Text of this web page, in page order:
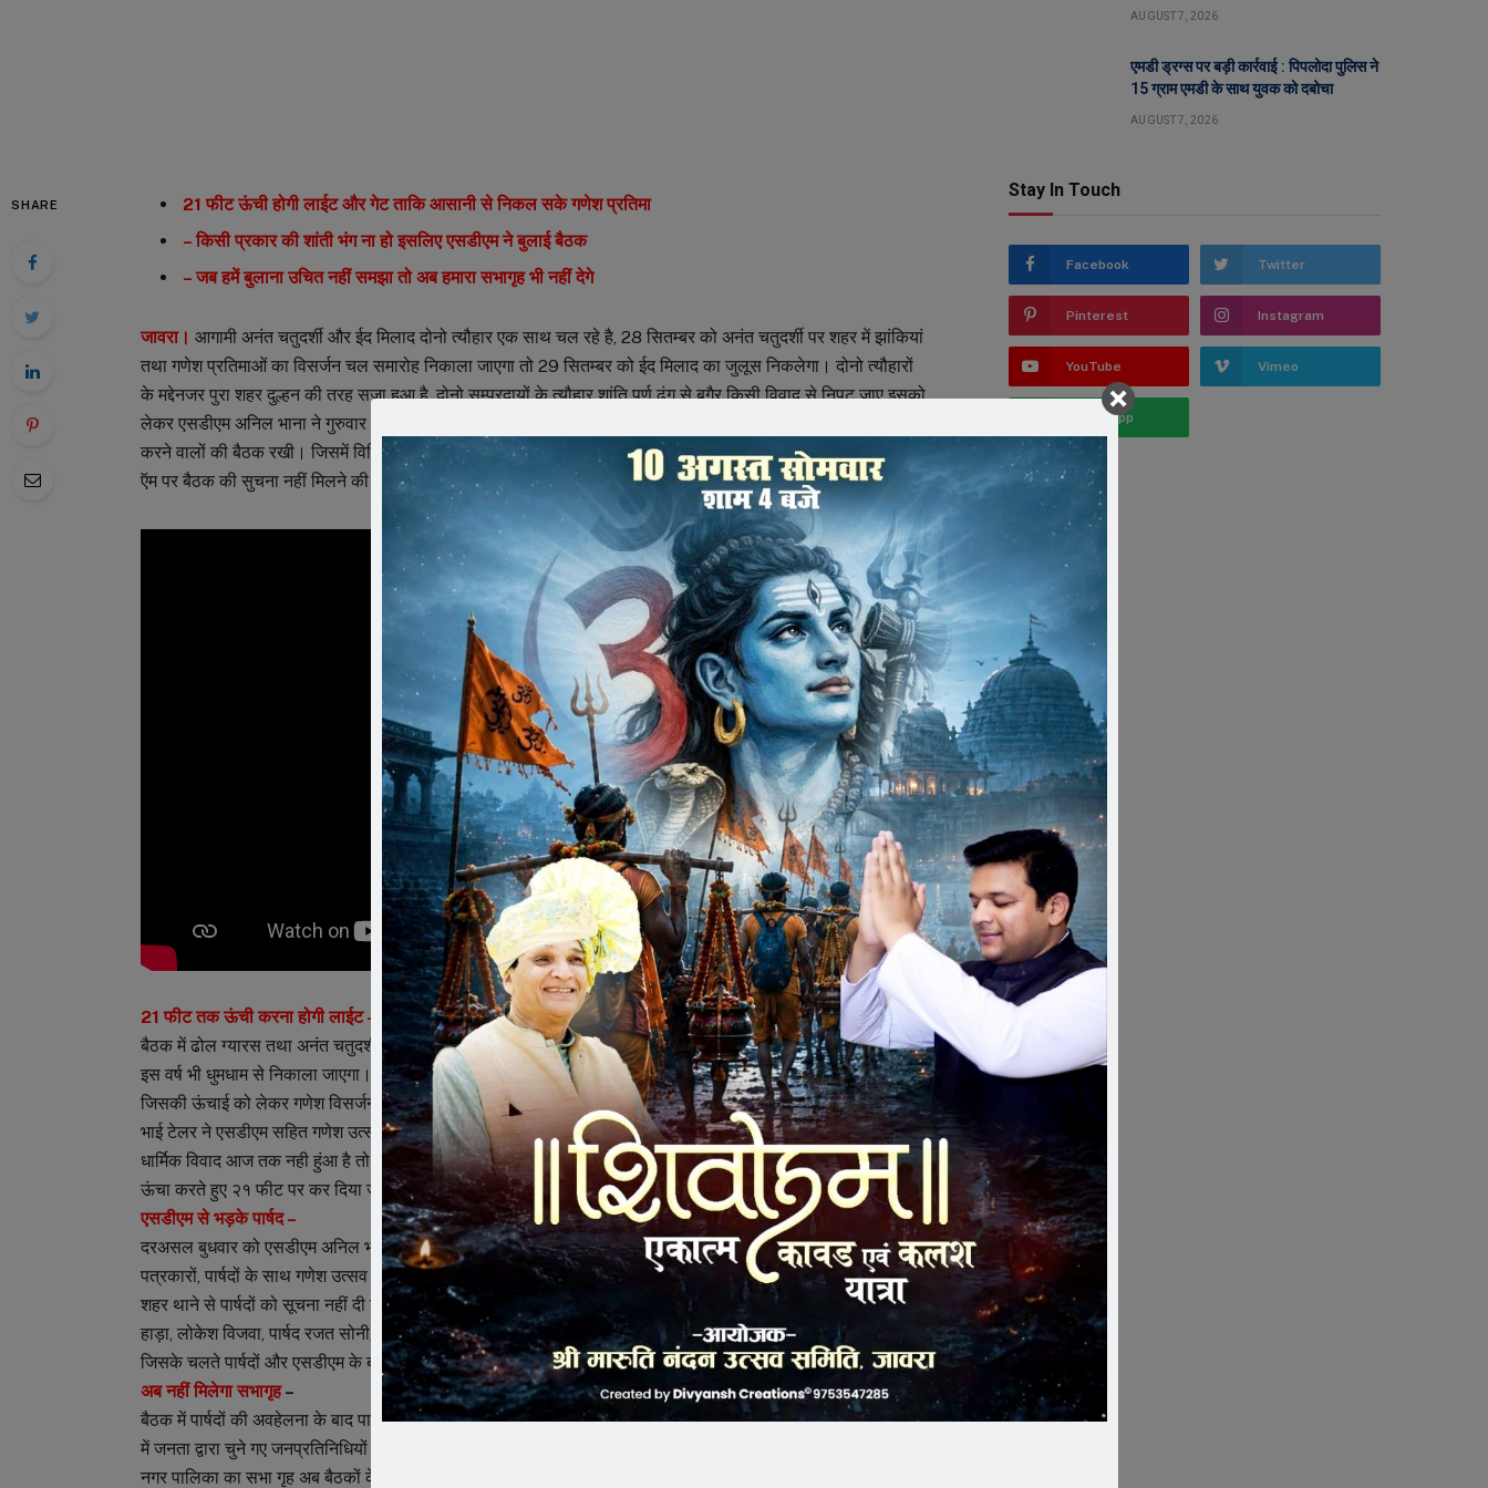
SHARE
21 फीट ऊंची होगी लाईट और गेट ताकि आसानी से निकल सके गणेश प्रतिमा
– किसी प्रकार की शांती भंग ना हो इसलिए एसडीएम ने बुलाई बैठक
– जब हमें बुलाना उचित नहीं समझा तो अब हमारा सभागृह भी नहीं देगे
जावरा। आगामी अनंत चतुदर्शी और ईद मिलाद दोनो त्यौहार एक साथ चल रहे है, 28 सितम्बर को अनंत चतुदर्शी पर शहर में झांकियां
तथा गणेश प्रतिमाओं का विसर्जन चल समारोह निकाला जाएगा तो 29 सितम्बर को ईद मिलाद का जुलूस निकलेगा। दोनो त्यौहारों
के मद्देनजर पुरा शहर दुल्हन की तरह सजा हुआ है, दोनो सम्प्रदायों के त्यौहार शांति पूर्ण ढंग से बगैर किसी विवाद से निपट जाए इसको
लेकर एसडीएम अनिल भाना ने गुरुवार को नपा सभागृह में समस्त गणेश उत्सव मनाने वाली समितियों और ईद मिलाद का आयोजन
करने वालों की बैठक रखी। जिसमें विभिन्न विषयों पर चर्चा की गई। इसी बिच नगर पालिका के पार्षद सभागृह में पहुचे और एस डी
ऍम पर बैठक की सुचना नहीं मिलने की बात को लेकर भड़क गए l
21 फीट तक ऊंची करना होगी लाईट –
बैठक में ढोल ग्यारस तथा अनंत चतुदर्शी पर निकलने वाली झांकियों तथा गणेश प्रतिमाओं का विसर्जन चल समारोह प्रतिवर्षानुसार
इस वर्ष भी धुमधाम से निकाला जाएगा। लेकिन चल समारोह के रूट में ईद मिलाद के त्यौहार को लेकर विद्युत सज्जा की गई है,
जिसकी ऊंचाई को लेकर गणेश विसर्जन चल समारोह में दिक्कत आएगी। इस मामले में हाजी साबीर सेठ, पेपा पहलवान तथा मेहबूब
भाई टेलर ने एसडीएम सहित गणेश उत्सव समिति सदस्यों को आश्वासन दिया कि जावरा भाईचारे का शहर है, यहां किसी प्रकार का
धार्मिक विवाद आज तक नही हुंआ है तो आगे भी नहीं होगा। जिन स्थानों से गणेश प्रतिमाएं निकलेगी उन स्थानों पर लगी लाईटों को
ऊंचा करते हुए २१ फीट पर कर दिया जाएगा, ताकि बड़ी गणेश प्रतिमाएं आसानी से निकल सके।
एसडीएम से भड़के पार्षद –
दरअसल बुधवार को एसडीएम अनिल भाना ने शहर पुलिस थाना प्रभारी को गुरुवार को बैठक आयोजित करने तथा बैठक में
पत्रकारों, पार्षदों के साथ गणेश उत्सव समिति तथा ईद मिलाद का आयोजन करने वालों को सूचना देने के आदेश दिए थे। लेकिन
शहर थाने से पार्षदों को सूचना नहीं दी गई। ऐसे में गुरुवार की शाम को जब नपा सभागृह में बैठक प्रारंभ हुई तो नपा चेयरमेन कान्हा
हाड़ा, लोकेश विजवा, पार्षद रजत सोनी, पार्षद प्रतिनिधि राजेश धाकड़ (आरडी) सभागृह में पहुंचे और एसडीएम पर भड़क गए।
जिसके चलते पार्षदों और एसडीएम के बीच नौक झोंक भी हो गई।
अब नहीं मिलेगा सभागृह–
बैठक में पार्षदों की अवहेलना के बाद पार्षदों ने कहा कि प्रशासन बैठक करने के लिए नपा का सभागृह उपयोग करता है, लेकिन बैठकों
में जनता द्वारा चुने गए जनप्रतिनिधियों को ही सूचना नहीं दी जाती है, तो अब प्रशासन बैठक के लिए अपनी व्यवस्था स्वयं कर लेवें,
नगर पालिका का सभा गृह अब बैठकों के लिए नहीं दिया जाएगा।
AUGUST 7, 2026
एमडी ड्रग्स पर बड़ी कार्रवाई : पिपलोदा पुलिस ने
15 ग्राम एमडी के साथ युवक को दबोचा
AUGUST 7, 2026
Stay In Touch
Facebook Twitter
Pinterest Instagram
YouTube Vimeo
WhatsApp